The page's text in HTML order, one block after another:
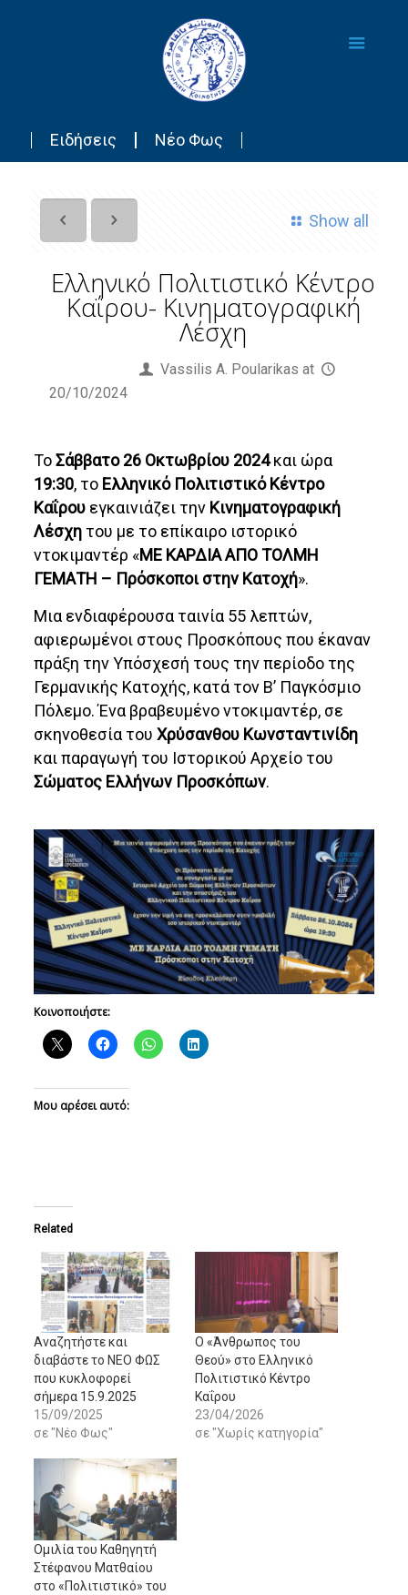
Ειδήσεις Νέο Φως
Show all
Ελληνικό Πολιτιστικό Κέντρο
Καΐρου- Κινηματογραφική
Λέσχη
Vassilis Α. Poularikas at
20/10/2024
ΤοΣάββατο 26 Οκτωβρίου 2024και ώρα
19:30, το Ελληνικό Πολιτιστικό Κέντρο
Καΐρου εγκαινιάζει την Κινηματογραφική
Λέσχη του με το επίκαιρο ιστορικό
ντοκιμαντέρ «ΜΕ ΚΑΡΔΙΑ ΑΠΟ ΤΟΛΜΗ
ΓΕΜΑΤΗ – Πρόσκοποι στην Κατοχή».
Μια ενδιαφέρουσα ταινία 55 λεπτών,
αφιερωμένοι στους Προσκόπους που έκαναν
πράξη την Υπόσχεσή τους την περίοδο της
Γερμανικής Κατοχής, κατά τον Β’ Παγκόσμιο
Πόλεμο. Ένα βραβευμένο ντοκιμαντέρ, σε
σκηνοθεσία τουΧρύσανθου Κωνσταντινίδη
και παραγωγή του Ιστορικού Αρχείο του
Σώματος Ελλήνων Προσκόπων.
Κοινοποιήστε:
Μου αρέσει αυτό:
Related
Αναζητήστε και
διαβάστε το NΕΟ ΦΩΣ
που κυκλοφορεί
σήμερα 15.9.2025
15/09/2025
σε "Νέο Φως"
Ο «Άνθρωπος του
Θεού» στο Ελληνικό
Πολιτιστικό Κέντρο
Καΐρου
23/04/2026
σε "Χωρίς κατηγορία"
Ομιλία του Καθηγητή
Στέφανου Ματθαίου
στο «Πολιτιστικό» του